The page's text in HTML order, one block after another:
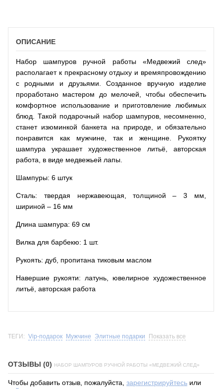
ОПИСАНИЕ
Набор шампуров ручной работы «Медвежий след»
располагает к прекрасному отдыху и времяпровождению
с родными и друзьями. Созданное вручную изделие
проработано мастером до мелочей, чтобы обеспечить
комфортное использование и приготовление любимых
блюд. Такой подарочный набор шампуров, несомненно,
станет изюминкой банкета на природе, и обязательно
понравится как мужчине, так и женщине. Рукоятку
шампура украшает художественное литьё, авторская
работа, в виде медвежьей лапы.
Шампуры: 6 штук
Сталь: твердая нержавеющая, толщиной – 3 мм,
шириной – 16 мм
Длина шампура: 69 см
Вилка для барбекю: 1 шт.
Рукоять: дуб, пропитана тиковым маслом
Навершие рукояти: латунь, ювелирное художественное
литьё, авторская работа
ТЕГИ: Vip-подарок Мужчине Элитные подарки Показать все
ОТЗЫВЫ (0) НАБОР ШАМПУРОВ РУЧНОЙ РАБОТЫ «МЕДВЕЖИЙ СЛЕД»
Чтобы добавить отзыв, пожалуйста, зарегистрируйтесь или